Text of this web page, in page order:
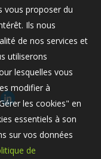
vous proposer du
Ils nous
de nos services et
utiliserons
lesquelles vous
modifier à
les cookies" en
essentiels à son
sur vos données
de